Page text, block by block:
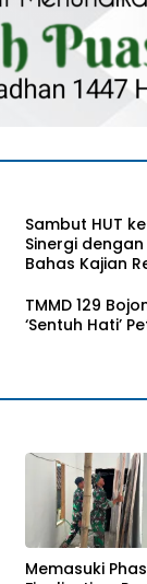
Sambut HUT
Sinergi
Bahas Kajian
TMMD 129
‘Sentuh Hati’
Memasuki